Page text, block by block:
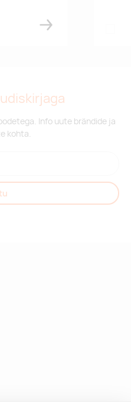
Info uute brändide ja
kohta.